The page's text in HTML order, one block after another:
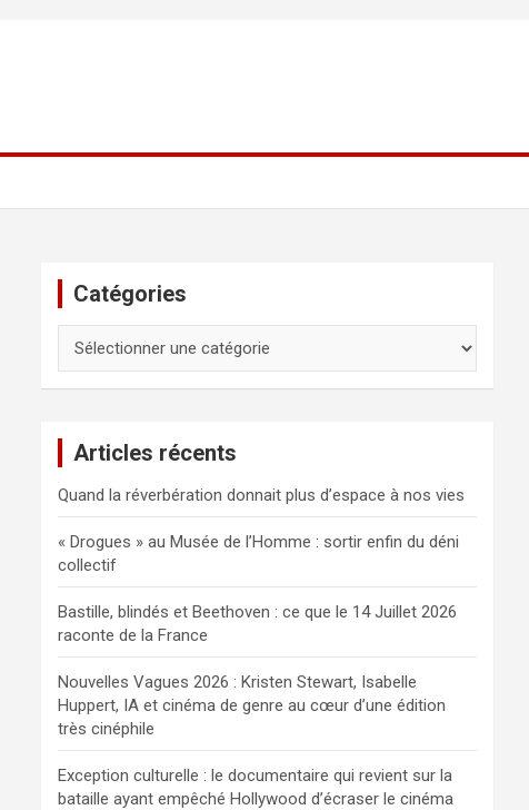
Catégories
Articles récents
Quand la réverbération donnait plus d’espace à nos vies
« Drogues » au Musée de l’Homme : sortir enfin du déni
collectif
Bastille, blindés et Beethoven : ce que le 14 Juillet 2026
raconte de la France
Nouvelles Vagues 2026 : Kristen Stewart, Isabelle
Huppert, IA et cinéma de genre au cœur d’une édition
très cinéphile
Exception culturelle : le documentaire qui revient sur la
bataille ayant empêché Hollywood d’écraser le cinéma